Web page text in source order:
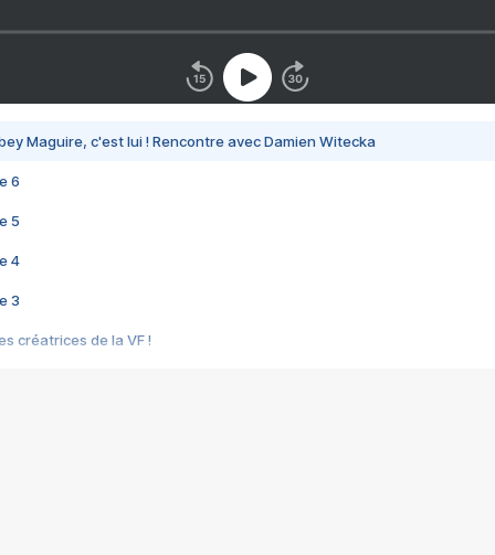
Maguire, c'est lui ! Rencontre avec Damien Witecka
6
5
4
3
créatrices de la VF !